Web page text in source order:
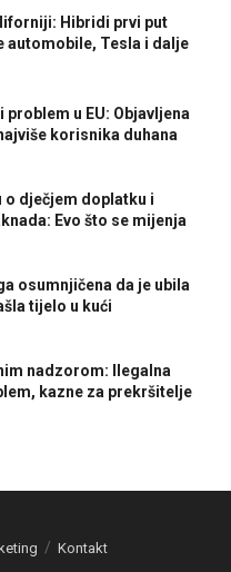
Hibridi prvi put
automobile, Tesla i dalje
problem u EU: Objavljena
korisnika duhana
o dječjem doplatku i
Evo što se mijenja
osumnjičena da je ubila
tijelo u kući
nadzorom: Ilegalna
kazne za prekršitelje
Kontakt